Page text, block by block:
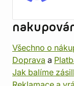
Všechno o
Doprava a
Jak balíme